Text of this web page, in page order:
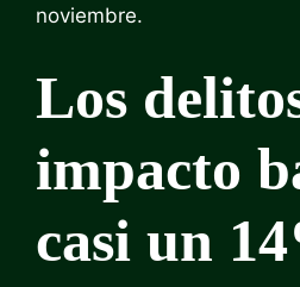
noviembre.
Los
impacto
casi un